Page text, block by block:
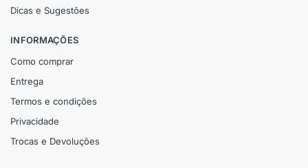
Dicas e Sugestões
INFORMAÇÕES
Como comprar
Entrega
Termos e condições
Privacidade
Trocas e Devoluções